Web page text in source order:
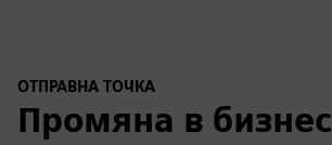
ОТПРАВНА ТОЧКА
Промяна в бизнес